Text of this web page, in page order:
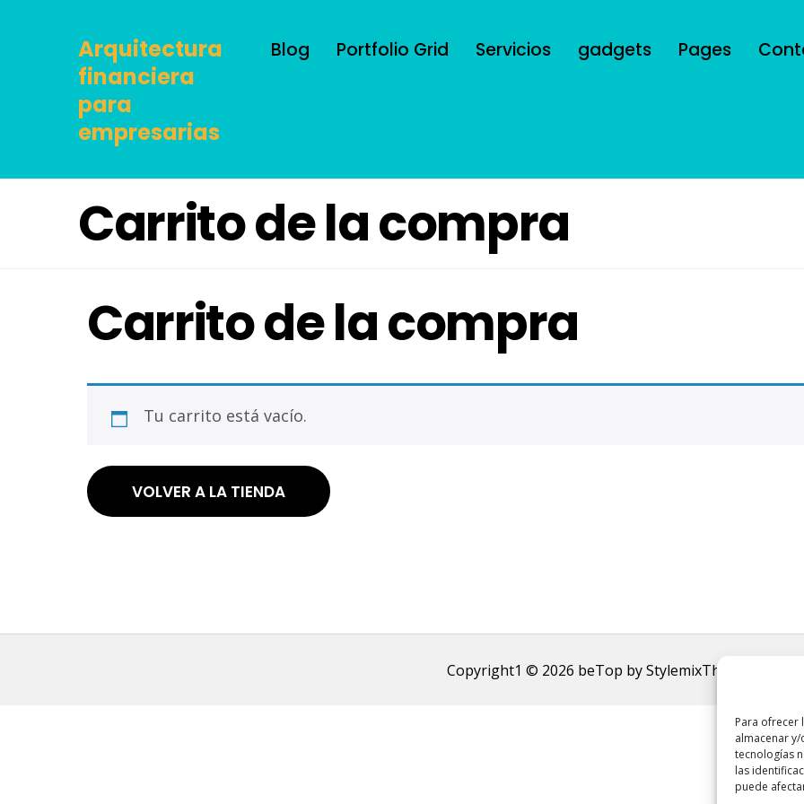
Para ofrecer
almacenar
tecnologías
las
puede
Arquitectura
financiera
para
empresarias
Blog Portfolio Grid Servicios gadgets Pages
Carrito de la compra
Carrito de la compra
Tu carrito está vacío.
VOLVER A LA TIENDA
Copyright1 © 2026 beTop byStylemixThemes.